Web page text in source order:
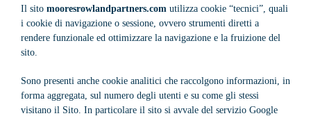
Il sito mooresrowlandpartners.com utilizza cookie “tecnici”, quali
i cookie di navigazione o sessione, ovvero strumenti diretti a
rendere funzionale ed ottimizzare la navigazione e la fruizione del
sito.
Sono presenti anche cookie analitici che raccolgono informazioni, in
forma aggregata, sul numero degli utenti e su come gli stessi
visitano il Sito. In particolare il sito si avvale del servizio Google